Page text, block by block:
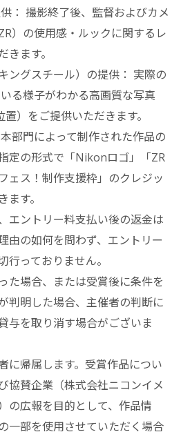
： 撮影終了後、監督およびカメ
）の使用感・ルックに関するレ
きます。
ングスチール）の提供： 実際の
る様子がわかる高画質な写真
置）をご提供いただきます。
部門によって制作された作品の
定の形式で「Nikonロゴ」「ZR
ェス！制作支援枠」のクレジッ
ます。
エントリー料支払い後の返金は
由の如何を問わず、エントリー
行っておりません。
た場合、または受賞後に条件を
判明した場合、主催者の判断に
与を取り消す場合がございま
に帰属します。受賞作品につい
協賛企業（株式会社ニコンイメ
の広報を目的として、作品情
一部を使用させていただく場合